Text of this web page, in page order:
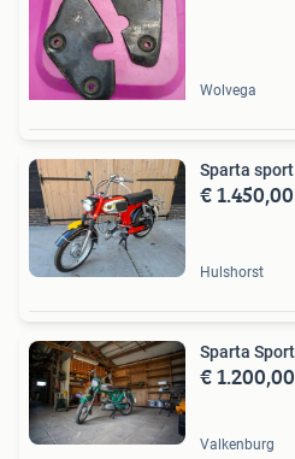
Wolvega
Sparta
€ 1.450,00
Hulshorst
Sparta
€ 1.200,00
Valkenburg